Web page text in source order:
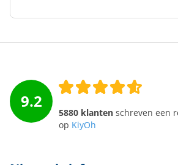
9.2
5880 klanten schreven een
op KiyOh